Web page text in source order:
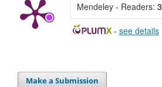
Mendeley - Readers: 3
- see details
Make a Submission